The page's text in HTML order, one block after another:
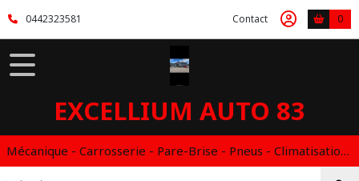
0442323581 Contact 0
EXCELLIUM AUTO 83
Mécanique - Carrosserie - Pare-Brise - Pneus - Climatisation - Entretien - Vidange Boite Auto - Boitier éthanol
Fermer
FILTRES
ATELIER
EXPERT